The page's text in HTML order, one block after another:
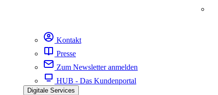
Kontakt
Presse
Zum Newsletter anmelden
HUB - Das Kundenportal
Digitale Services